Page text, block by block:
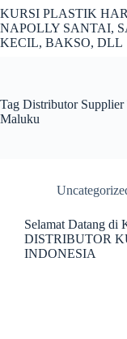
Skip
to
content
KURSI PLASTIK
NAPOLLY SANTAI,
KECIL, BAKSO, DLL
Tag Distributor
Maluku
Selamat Datang
DISTRIBUTOR
INDONESIA